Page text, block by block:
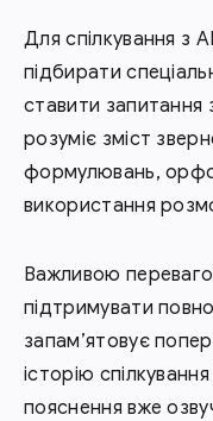
Для спілкування з
підбирати
ставити
розуміє зміст
формулювань,
використання
Важливою
підтримувати
запам’ятовує
історію
пояснення вже